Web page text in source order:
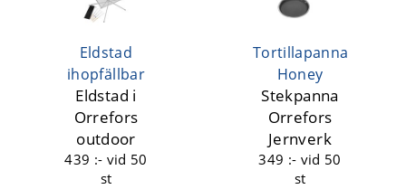
Eldstad
ihopfällbar
Eldstad i
Orrefors
outdoor
439 :- vid 50
st
Tortillapanna
Honey
Stekpanna
Orrefors
Jernverk
349 :- vid 50
st